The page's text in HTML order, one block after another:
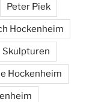
Peter Piek
Hockenheim
Skulpturen
Hockenheim